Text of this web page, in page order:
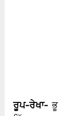
ਰੂਪ-ਰੇਖਾ-